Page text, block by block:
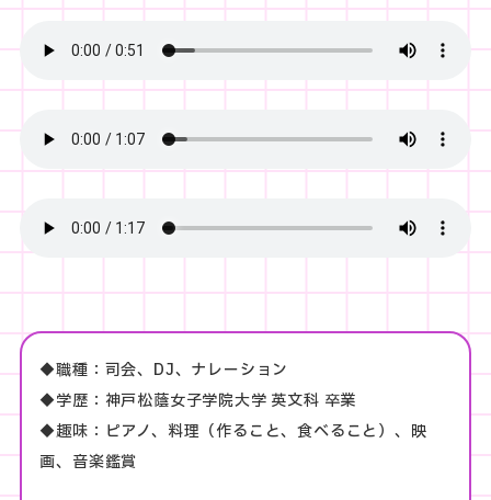
◆職種：司会、DJ、ナレーション
◆学歴：神戸松蔭女子学院大学 英文科 卒業
◆趣味：ピアノ、料理（作ること、食べること）、映
画、音楽鑑賞